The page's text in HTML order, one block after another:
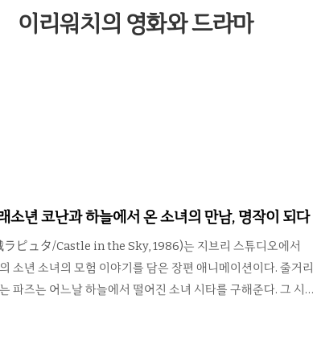
이리워치의 영화와 드라마
소년 코난과 하늘에서 온 소녀의 만남, 명작이 되다
ラピュタ/Castle in the Sky, 1986)는 지브리 스튜디오에서
소년 소녀의 모험 이야기를 담은 장편 애니메이션이다. 줄거리
파즈는 어느날 하늘에서 떨어진 소녀 시타를 구해준다. 그 시
해적을 피해 둘은 모험을 시작한다. 이리워치 평점